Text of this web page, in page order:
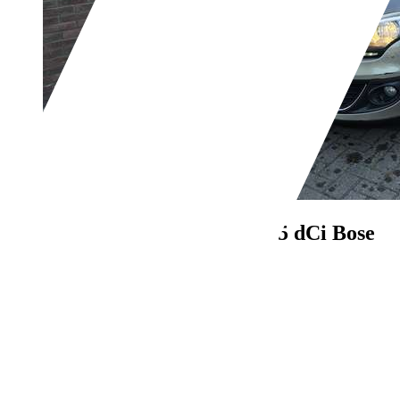
Estate 1.5 dCi Bose